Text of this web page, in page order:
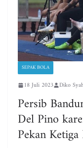
SEPAK BOLA
18 Juli 2023 Diko
Persib
Del Pino
Pekan